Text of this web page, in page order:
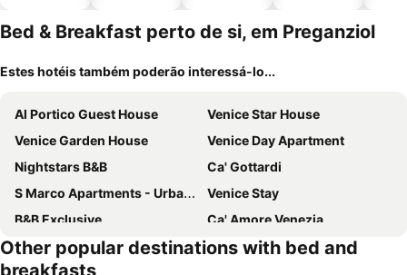
Bed & Breakfast perto de si, em Preganziol
Estes hotéis também poderão interessá-lo...
Al Portico Guest House
Venice Star House
Venice Garden House
Venice Day Apartment
Nightstars B&B
Ca' Gottardi
S Marco Apartments - Urban Boutique & Venice Link
Venice Stay
B&B Exclusive
Ca' Amore Venezia
Venice Tourist House
Venetian Experience
San Giacomo Venezia
Other popular destinations with bed and
breakfasts